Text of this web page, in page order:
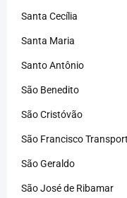
Santa Cecília
Santa Maria
Santo Antônio
São Benedito
São Cristóvão
São Francisco
São Geraldo
São José de Ribamar